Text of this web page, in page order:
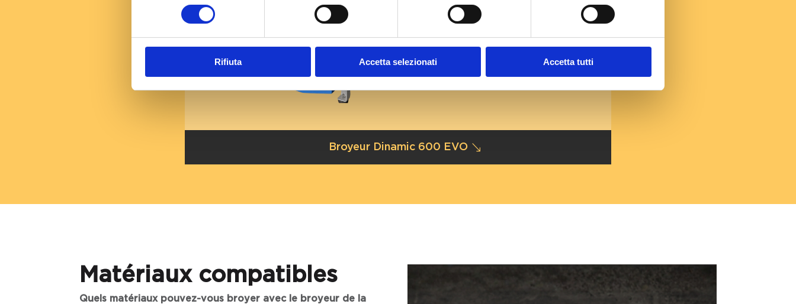
Rifiuta Accetta selezionati Accetta tutti
Production indicative
Puissance du motoréducteur
11 kW
Broyeur Dinamic 600 EVO
Matériaux compatibles
Quels matériaux pouvez-vous broyer avec le broyeur de la